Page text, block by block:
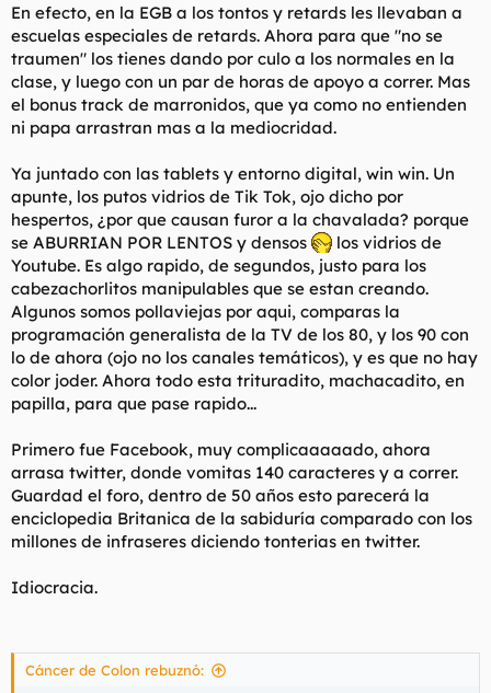
En efecto, en la EGB a los tontos y retards les llevaban a
escuelas especiales de retards. Ahora para que "no se
traumen" los tienes dando por culo a los normales en la
clase, y luego con un par de horas de apoyo a correr. Mas
el bonus track de marronidos, que ya como no entienden
ni papa arrastran mas a la mediocridad.
Ya juntado con las tablets y entorno digital, win win. Un
apunte, los putos vidrios de Tik Tok, ojo dicho por
hespertos, ¿por que causan furor a la chavalada? porque
se ABURRIAN POR LENTOS y densos
los vidrios de
Youtube. Es algo rapido, de segundos, justo para los
cabezachorlitos manipulables que se estan creando.
Algunos somos pollaviejas por aqui, comparas la
programación generalista de la TV de los 80, y los 90 con
lo de ahora (ojo no los canales temáticos), y es que no hay
color joder. Ahora todo esta trituradito, machacadito, en
papilla, para que pase rapido...
Primero fue Facebook, muy complicaaaaado, ahora
arrasa twitter, donde vomitas 140 caracteres y a correr.
Guardad el foro, dentro de 50 años esto parecerá la
enciclopedia Britanica de la sabiduría comparado con los
millones de infraseres diciendo tonterias en twitter.
Idiocracia.
Cáncer de Colon rebuznó: